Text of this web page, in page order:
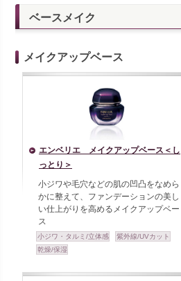
ベースメイク
メイクアップベース
エンベリエ メイクアップベース＜し
っとり＞
小ジワや毛穴などの肌の凹凸をなめら
かに整えて、ファンデーションの美し
い仕上がりを高めるメイクアップベー
ス
小ジワ・タルミ/立体感
紫外線/UVカット
乾燥/保湿